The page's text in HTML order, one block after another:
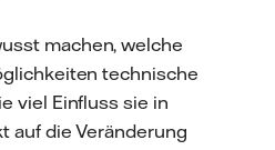
machen, welche
technische
viel Einfluss sie in
auf die Veränderung